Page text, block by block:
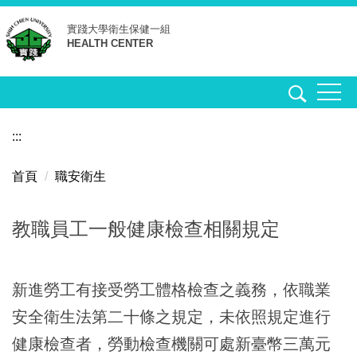
跳
到
主
要
區
實踐大學衛生保健一組
HEALTH CENTER
:::
首頁 職安衛生
教職員工一般健康檢查相關規定
新進勞工有接受勞工體格檢查之義務，依職業
安全衛生法第二十條之規定，未依照規定進行
健康檢查者，勞動檢查機關可處新臺幣三萬元